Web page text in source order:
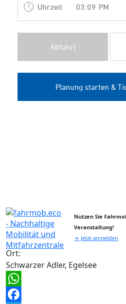
Nutzen Sie
Veranstaltung!
→ Jetzt anmelden
Ort:
Schwarzer Adler, Egelsee
WhatsApp